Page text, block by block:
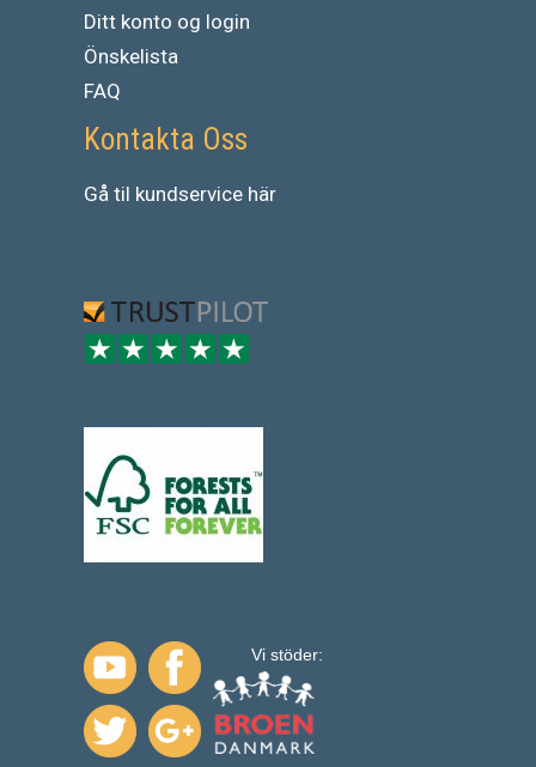
Ditt konto og login
Önskelista
FAQ
Kontakta Oss
Gå til kundservice här
Vi stöder: